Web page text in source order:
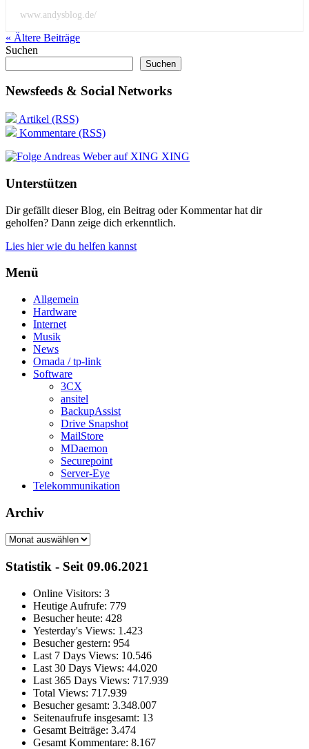
www.andysblog.de/
« Ältere Beiträge
Suchen
Suchen
Newsfeeds & Social Networks
Artikel (RSS)
Kommentare (RSS)
XING
Unterstützen
Dir gefällt dieser Blog, ein Beitrag oder Kommentar hat dir
geholfen? Dann zeige dich erkenntlich.
Lies hier wie du helfen kannst
Menü
Allgemein
Hardware
Internet
Musik
News
Omada / tp-link
Software
3CX
ansitel
BackupAssist
Drive Snapshot
MailStore
MDaemon
Securepoint
Server-Eye
Telekommunikation
Archiv
Archiv
Statistik - Seit 09.06.2021
Online Visitors: 3
Heutige Aufrufe: 779
Besucher heute: 428
Yesterday's Views: 1.423
Besucher gestern: 954
Last 7 Days Views: 10.546
Last 30 Days Views: 44.020
Last 365 Days Views: 717.939
Total Views: 717.939
Besucher gesamt: 3.348.007
Seitenaufrufe insgesamt: 13
Gesamt Beiträge: 3.474
Gesamt Kommentare: 8.167